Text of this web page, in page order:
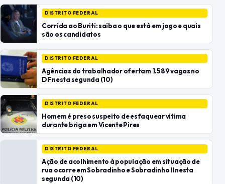
DISTRITO FEDERAL
Corrida ao Buriti: saiba o que está em jogo e quais
são os candidatos
DISTRITO FEDERAL
Agências do trabalhador ofertam 1.589 vagas no
DF nesta segunda (10)
DISTRITO FEDERAL
Homem é preso suspeito de esfaquear vítima
durante briga em Vicente Pires
DISTRITO FEDERAL
Ação de acolhimento à população em situação de
rua ocorre em Sobradinho e Sobradinho II nesta
segunda (10)